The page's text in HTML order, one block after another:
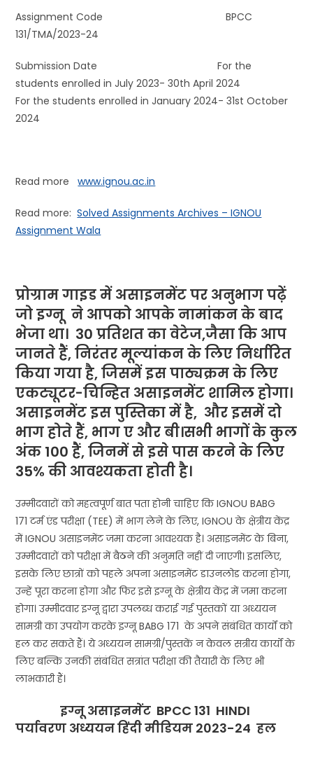
Assignment Code BPCC
131/TMA/2023-24
Submission Date For the
students enrolled in July 2023- 30th April 2024
For the students enrolled in January 2024- 31st October
2024
Read morewww.ignou.ac.in
Read more:Solved Assignments Archives – IGNOU
Assignment Wala
प्रोग्राम गाइड में असाइनमेंट पर अनुभाग पढ़ें
जोइग्नू ने आपको आपके नामांकन के बाद
भेजा था। 30 प्रतिशत का वेटेज,जैसा कि आप
जानते हैं, निरंतर मूल्यांकन के लिए निर्धारित
किया गया है, जिसमें इस पाठ्यक्रम के लिए
एकट्यूटर-चिन्हित असाइनमेंट शामिल होगा।
असाइनमेंट इस पुस्तिका में है, और इसमें दो
भाग होते हैं, भाग ए और बी।सभी भागों के कुल
अंक 100 हैं, जिनमें से इसे पास करने के लिए
35% की आवश्यकता होती है।
उम्मीदवारों को महत्वपूर्ण बात पता होनी चाहिए कि IGNOU BABG
171 टर्म एंड परीक्षा (TEE) में भाग लेने के लिए, IGNOU के क्षेत्रीय केंद्र
में IGNOU असाइनमेंट जमा करना आवश्यक है। असाइनमेंट के बिना,
उम्मीदवारों को परीक्षा में बैठने की अनुमति नहीं दी जाएगी। इसलिए,
इसके लिए छात्रों को पहले अपना असाइनमेंट डाउनलोड करना होगा,
उन्हें पूरा करना होगा और फिर इसे इग्नू के क्षेत्रीय केंद्र में जमा करना
होगा। उम्मीदवार इग्नू द्वारा उपलब्ध कराई गई पुस्तकों या अध्ययन
सामग्री का उपयोग करके इग्नू BABG 171 के अपने संबंधित कार्यों को
हल कर सकते हैं। ये अध्ययन सामग्री/पुस्तकें न केवल सत्रीय कार्यों के
लिए बल्कि उनकी संबंधित सत्रांत परीक्षा की तैयारी के लिए भी
लाभकारी हैं।
इग्नू असाइनमेंट BPCC 131 HINDI
पर्यावरण अध्ययनहिंदी मीडियम 2023-24 हल